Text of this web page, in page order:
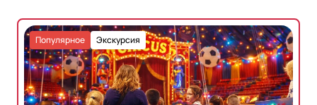
Экскурсия
Популярное